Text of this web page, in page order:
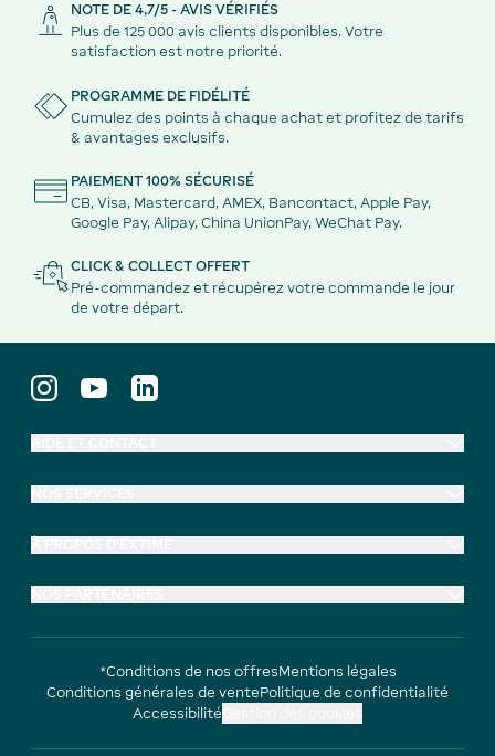
NOTE DE 4,7/5 - AVIS VÉRIFIÉS
Plus de 125 000 avis clients disponibles. Votre
satisfaction est notre priorité.
PROGRAMME DE FIDÉLITÉ
Cumulez des points à chaque achat et profitez de tarifs
& avantages exclusifs.
PAIEMENT 100% SÉCURISÉ
CB, Visa, Mastercard, AMEX, Bancontact, Apple Pay,
Google Pay, Alipay, China UnionPay, WeChat Pay.
CLICK & COLLECT OFFERT
Pré-commandez et récupérez votre commande le jour
de votre départ.
*Conditions de nos offresMentions légales
Conditions générales de ventePolitique de confidentialité
Accessibilité